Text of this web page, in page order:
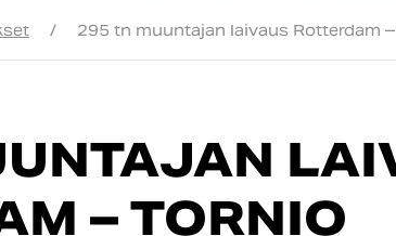
/ 295 tn muuntajan laivaus Rotterdam
– TORNIO